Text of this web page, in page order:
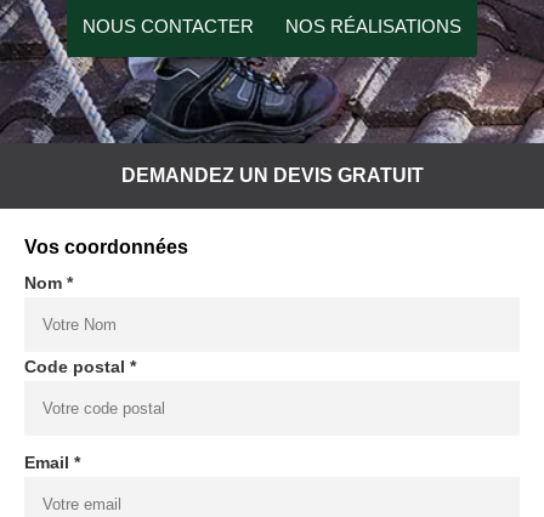
NOUS CONTACTER NOS RÉALISATIONS
DEMANDEZ UN DEVIS GRATUIT
Vos coordonnées
Nom *
Code postal *
Email *